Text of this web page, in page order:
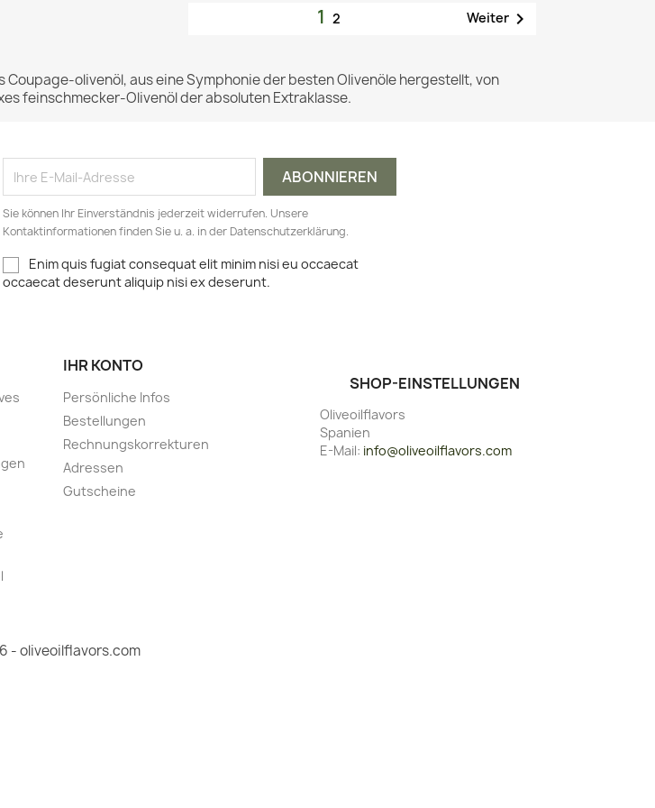
12 Weiter
olivenöl, aus eine Symphonie der besten Olivenöle hergestellt, von
feinschmecker-Olivenöl der absoluten Extraklasse.
Sie können Ihr Einverständnis jederzeit widerrufen. Unsere
Kontaktinformationen finden Sie u. a. in der Datenschutzerklärung.
Enim quis fugiat consequat elit minim nisi eu occaecat
occaecat deserunt aliquip nisi ex deserunt.
IHR KONTO
Persönliche Infos
Bestellungen
Rechnungskorrekturen
Adressen
Gutscheine
SHOP-EINSTELLUNGEN
Oliveoilflavors
Spanien
E-Mail: info@oliveoilflavors.com
- oliveoilflavors.com